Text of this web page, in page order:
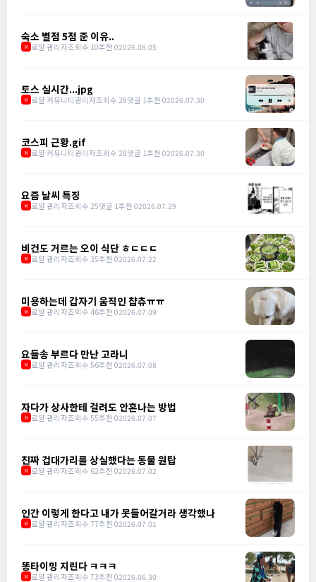
숙소 별점 5점 준 이유..
M 로얄 관리자조회수 10추천 02026.08.05
토스 실시간...jpg
M 로얄 커뮤니티관리자조회수 29댓글 1추천 02026.07.30
코스피 근황.gif
M 로얄 커뮤니티관리자조회수 28댓글 1추천 02026.07.30
요즘 날씨 특징
M 로얄 관리자조회수 25댓글 1추천 02026.07.29
비건도 거르는 오이 식단 ㅎㄷㄷㄷ
M 로얄 관리자조회수 35추천 02026.07.22
미용하는데 갑자기 움직인 챱츄ㅠㅠ
M 로얄 관리자조회수 46추천 02026.07.09
요들송 부르다 만난 고라니
M 로얄 관리자조회수 56추천 02026.07.08
자다가 상사한테 걸려도 안혼나는 방법
M 로얄 관리자조회수 55추천 02026.07.07
진짜 겁대가리를 상실했다는 동물 원탑
M 로얄 관리자조회수 62추천 02026.07.02
인간 이렇게 한다고 내가 못들어갈거라 생각했나
M 로얄 관리자조회수 77추천 02026.07.01
똥타이밍 지린다 ㅋㅋㅋ
M 로얄 관리자조회수 73추천 02026.06.30